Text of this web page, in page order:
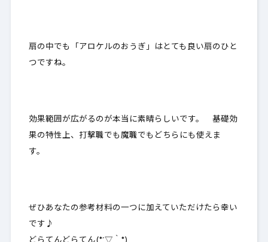
扇の中でも「アロケルのおうぎ」はとても良い扇のひと
つですね。
効果範囲が広がるのが本当に素晴らしいです。 基礎効
果の特性上、打撃職でも魔職でもどちらにも使えま
す。
ぜひあなたの参考材料の一つに加えていただけたら幸い
です♪
どらてんどらてん(*´▽｀*)